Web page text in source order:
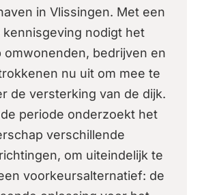
in Vlissingen. Met een
kennisgeving nodigt het
omwonenden, bedrijven en
nu uit om mee te
de versterking van de dijk.
periode onderzoekt het
verschillende
om uiteindelijk te
voorkeursalternatief: de